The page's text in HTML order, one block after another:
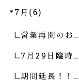
7月(6)
営業再開のお…
7月29日臨時…
期間延長！！…